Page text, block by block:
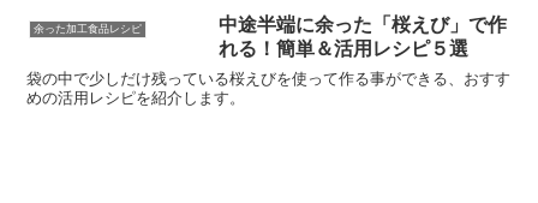
余った加工食品レシピ
中途半端に余った「桜えび」で作
れる！簡単＆活用レシピ５選
袋の中で少しだけ残っている桜えびを使って作る事ができる、おすす
めの活用レシピを紹介します。